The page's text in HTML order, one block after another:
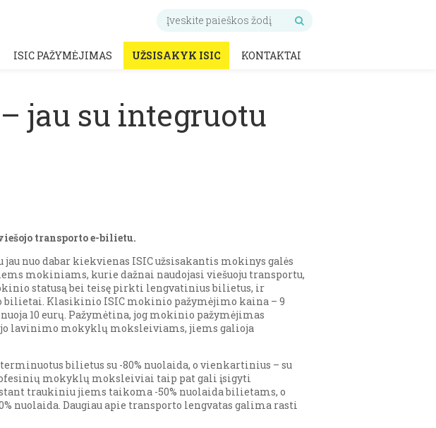
ISIC PAŽYMĖJIMAS UŽSISAKYK ISIC KONTAKTAI
jau su integruotu
transporto e-bilietu.
nuo dabar kiekvienas ISIC užsisakantis mokinys galės
mokiniams, kurie dažnai naudojasi viešuoju transportu,
statusą bei teisę pirkti lengvatinius bilietus, ir
Klasikinio ISIC mokinio pažymėjimo kaina – 9
10 eurų. Pažymėtina, jog mokinio pažymėjimas
lavinimo mokyklų moksleiviams, jiems galioja
bilietus su -80% nuolaida, o vienkartinius – su
mokyklų moksleiviai taip pat gali įsigyti
traukiniu jiems taikoma -50% nuolaida bilietams, o
Daugiau apie transporto lengvatas galima rasti